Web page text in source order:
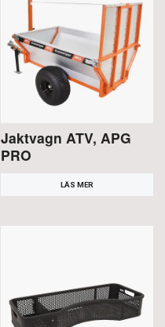
Jaktvagn ATV, APG
PRO
LÄS MER